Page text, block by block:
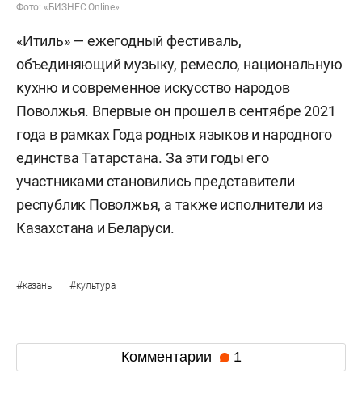
Фото: «БИЗНЕС Online»
«Итиль» — ежегодный фестиваль,
объединяющий музыку, ремесло, национальную
кухню и современное искусство народов
Поволжья. Впервые он прошел в сентябре 2021
года в рамках Года родных языков и народного
единства Татарстана. За эти годы его
участниками становились представители
республик Поволжья, а также исполнители из
Казахстана и Беларуси.
#казань #культура
Комментарии 1